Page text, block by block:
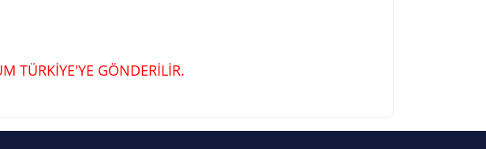
TÜRKİYE'YE GÖNDERİLİR.